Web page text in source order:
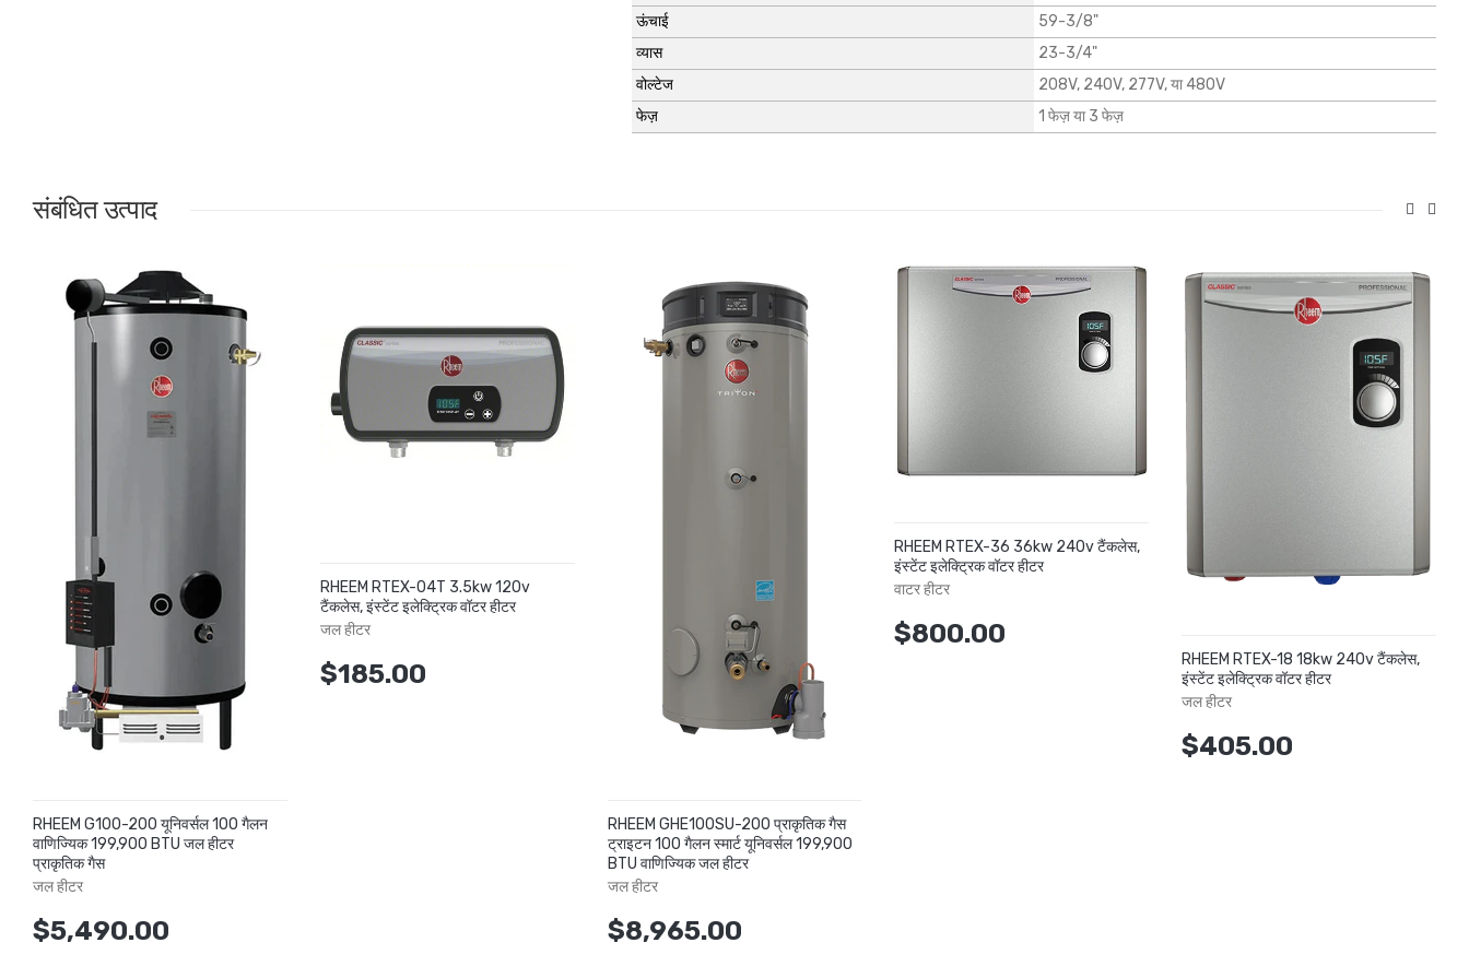
ऊंचाई
59-3/8"
व्यास
23-3/4"
वोल्टेज
208V, 240V, 277V, या 480V
फेज़
1 फेज़ या 3 फेज़
संबंधित उत्पाद
RHEEM G100-200 यूनिवर्सल 100 गैलन
वाणिज्यिक 199,900 BTU जल हीटर
प्राकृतिक गैस
जल हीटर
$5,490.00
RHEEM RTEX-04T 3.5kw 120v
टैंकलेस, इंस्टेंट इलेक्ट्रिक वॉटर हीटर
जल हीटर
$185.00
RHEEM GHE100SU-200 प्राकृतिक गैस
ट्राइटन 100 गैलन स्मार्ट यूनिवर्सल 199,900
BTU वाणिज्यिक जल हीटर
जल हीटर
$8,965.00
RHEEM RTEX-36 36kw 240v टैंकलेस,
इंस्टेंट इलेक्ट्रिक वॉटर हीटर
वाटर हीटर
$800.00
RHEEM RTEX-18 18kw 240v टैंकलेस,
इंस्टेंट इलेक्ट्रिक वॉटर हीटर
जल हीटर
$405.00